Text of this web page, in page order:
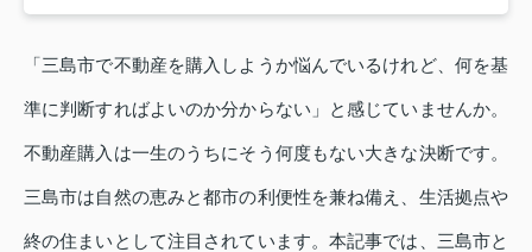
「三島市で不動産を購入しようか悩んでいるけれど、何を基
準に判断すればよいのか分からない」と感じていませんか。
不動産購入は一生のうちにそう何度もない大きな決断です。
三島市は自然の恵みと都市の利便性を兼ね備え、生活拠点や
終の住まいとして注目されています。本記事では、三島市と